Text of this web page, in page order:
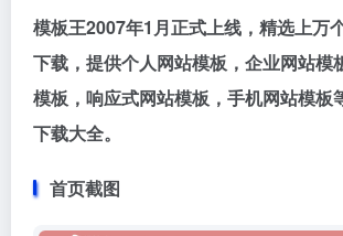
模板王2007年1月正式上线，精选上万
下载，提供个人网站模板，企业网站模
模板，响应式网站模板，手机网站模板
下载大全。
首页截图